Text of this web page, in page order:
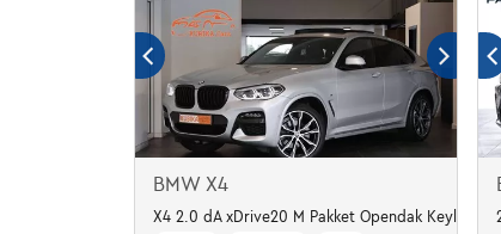
BMW X4
X4 2.0 dA xDrive20 M Pakket Opendak Keyless